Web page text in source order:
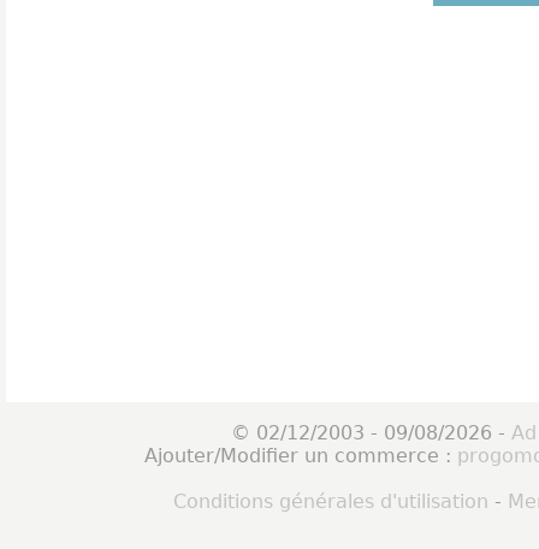
© 02/12/2003 - 09/08/2026 -
Ajouter/Modifier un commerce :
Conditions générales d'utilisation -